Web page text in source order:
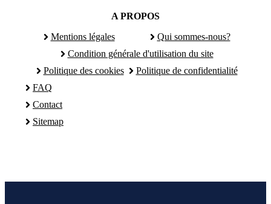
A PROPOS
Mentions légales
Qui sommes-nous?
Condition générale d'utilisation du site
Politique des cookies
Politique de confidentialité
FAQ
Contact
Sitemap